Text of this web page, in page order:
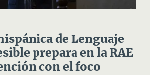
de Lenguaje
prepara en la RAE
con el foco